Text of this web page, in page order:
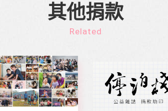
其他捐款
Related